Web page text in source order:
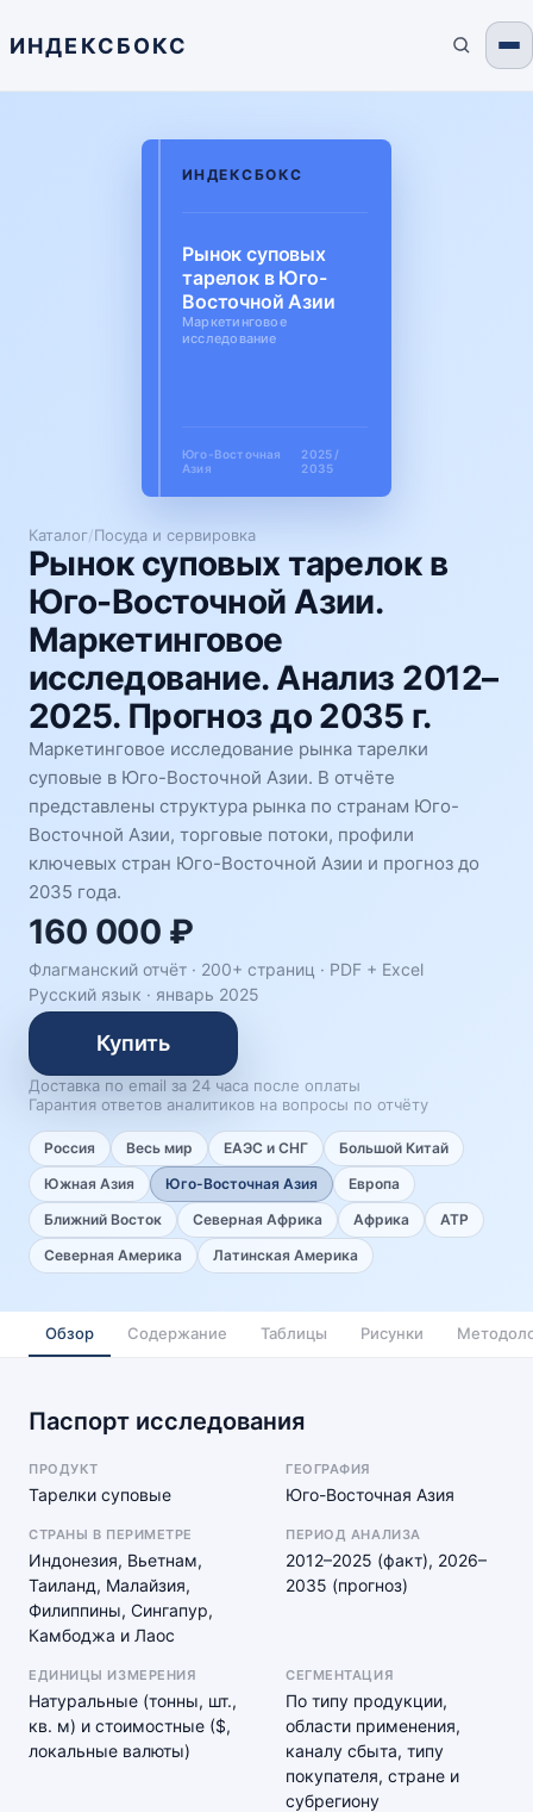
ИНДЕКСБОКС
Каталог/Посуда и сервировка
Рынок суповых тарелок в
Юго-Восточной Азии.
Маркетинговое
исследование. Анализ 2012–
2025. Прогноз до 2035 г.
Маркетинговое исследование рынка тарелки
суповые в Юго-Восточной Азии. В отчёте
представлены структура рынка по странам Юго-
Восточной Азии, торговые потоки, профили
ключевых стран Юго-Восточной Азии и прогноз до
2035 года.
160 000 ₽
Флагманский отчёт · 200+ страниц · PDF + Excel
Русский язык · январь 2025
Купить
Доставка по email за 24 часа после оплаты
Гарантия ответов аналитиков на вопросы по отчёту
Россия Весь мир ЕАЭС и СНГ
Большой Китай
Южная Азия
Юго-Восточная Азия
Европа
Ближний Восток
Северная Африка Африка
АТР
Северная Америка
Латинская Америка
ИНДЕКСБОКС
Рынок суповых
тарелок в Юго-
Восточной Азии
Маркетинговое
исследование
Юго-Восточная
Азия
2025 /
2035
Обзор Содержание Таблицы Рисунки
Паспорт исследования
ПРОДУКТ
Тарелки суповые
ГЕОГРАФИЯ
Юго-Восточная Азия
СТРАНЫ В ПЕРИМЕТРЕ
Индонезия, Вьетнам,
Таиланд, Малайзия,
Филиппины, Сингапур,
Камбоджа и Лаос
ПЕРИОД АНАЛИЗА
2012–2025 (факт), 2026–
2035 (прогноз)
ЕДИНИЦЫ ИЗМЕРЕНИЯ
Натуральные (тонны, шт.,
кв. м) и стоимостные ($,
локальные валюты)
СЕГМЕНТАЦИЯ
По типу продукции,
области применения,
каналу сбыта, типу
покупателя, стране и
субрегиону